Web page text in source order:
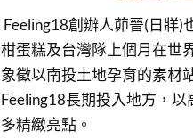
Feeling18創辦人茆晉(日牂
柑蛋糕及台灣隊上個月在世
象徵以南投土地孕育的素材
Feeling18長期投入地方，
多精緻亮點。